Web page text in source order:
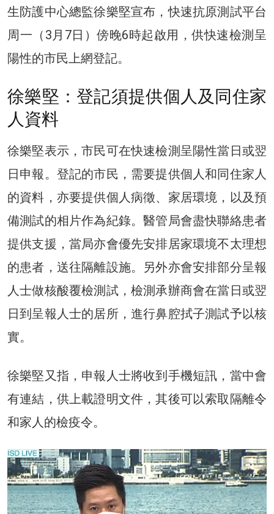
生防護中心總監徐樂堅宣布，快速抗原測試平台
周一（3月7日）傍晚6時起啟用，供快速檢測呈
陽性的市民上網登記。
徐樂堅：登記須提供個人及同住家
人資料
徐樂堅表示，市民可在快速檢測呈陽性當日或翌
日申報。登記的市民，需要提供個人和同住家人
的資料，亦要提供個人病徵、家居環境，以及預
備測試的相片作為紀錄。醫管局會盡快聯絡患者
提供支援，當局亦會優先安排居家環境不太理想
的患者，送往隔離設施。另外亦會安排部分呈報
人士做核酸覆檢測試，檢測承辦商會在當日或翌
日到呈報人士的居所，進行鼻腔拭子測試予以核
實。
徐樂堅又指，申報人士將收到手機短訊，當中會
有連結，供上載證明文件，其後可以索取隔離令
和家人的檢疫令。